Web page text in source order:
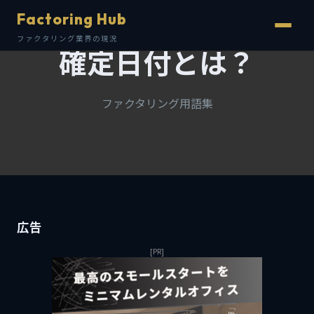
Factoring Hub
ファクタリング業界の現況
確定日付とは？
ファクタリング用語集
広告
[PR]